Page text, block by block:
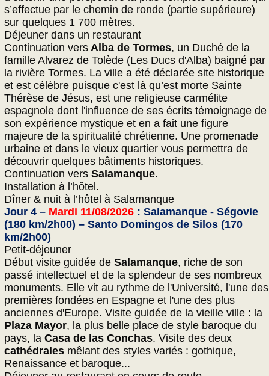
s’effectue par le chemin de ronde (partie supérieure)
sur quelques 1 700 mètres.
Déjeuner dans un restaurant
Continuation versAlba de Tormes, un Duché de la
famille Alvarez de Tolède (Les Ducs d'Alba) baigné par
la rivière Tormes. La ville a été déclarée site historique
et est célèbre puisque c'est là qu’est morte Sainte
Thérèse de Jésus, est une religieuse carmélite
espagnole dont l'influence de ses écrits témoignage de
son expérience mystique et en a fait une figure
majeure de la spiritualité chrétienne. Une promenade
urbaine et dans le vieux quartier vous permettra de
découvrir quelques bâtiments historiques.
Continuation vers Salamanque.
Installation à l’hôtel.
Dîner & nuit à l’hôtel à Salamanque
Jour 4 – Mardi 11/08/2026: Salamanque - Ségovie
(180 km/2h00) – Santo Domingos de Silos (170
km/2h00)
Petit-déjeuner
Début visite guidée de Salamanque, riche de son
passé intellectuel et de la splendeur de ses nombreux
monuments. Elle vit au rythme de l'Université, l'une des
premières fondées en Espagne et l'une des plus
anciennes d'Europe. Visite guidée de la vieille ville : la
Plaza Mayor, la plus belle place de style baroque du
pays, la Casa de las Conchas. Visite des deux
cathédrales mêlant des styles variés : gothique,
Renaissance et baroque...